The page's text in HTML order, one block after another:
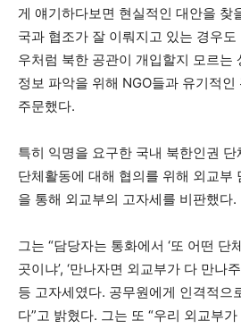
게 얘기하다보면 현실적인 대안을 찾
국과 협조가 잘 이뤄지고 있는 경우
우처럼 북한 공관이 개입할지 모르는
정보 파악을 위해 NGO들과 유기적인
주문했다.
특히 익명을 요구한 국내 북한인권
단체활동에 대해 협의를 위해 외교부
을 통해 외교부의 고자세를 비판했다.
그는 “담당자는 통화에서 ‘또 어떤 단
곳이냐’, ‘만나자면 외교부가 다 만나
등 고자세였다. 공무원에게 인격적으
다”고 밝혔다. 그는 또 “우리 외교부